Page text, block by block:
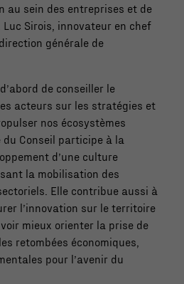
au sein des entreprises et de
Luc Sirois, innovateur en chef
générale de
de conseiller le
acteurs sur les stratégies et
nos écosystèmes
du Conseil participe à la
d’une culture
la mobilisation des
Elle contribue aussi à
l’innovation sur le territoire
mieux orienter la prise de
retombées économiques,
pour l’avenir du
facultatifs. Ils
sont
nécessaires au
Statistiques
Afin que nous
puissions
améliorer la
fonctionnalité
et la
structure du
site Web, en
fonction de la